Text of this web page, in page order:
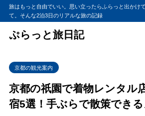
旅はもっと自由でいい。思い立ったらふらっと出かけ
て。そんな2泊3日のリアルな旅の記録
ぷらっと旅日記
京都の観光案内
京都の祇園で着物レンタル
宿5選！手ぶらで散策でき